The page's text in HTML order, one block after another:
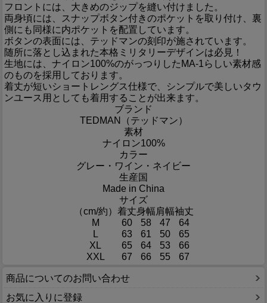
フロントには、大きめのジップを縫い付けました。
両身頃には、スナップボタン付きのポケットを取り付け、裏
側にも同様に内ポケットを配置しています。
ボタンの表面には、テッドマンの刻印が施されています。
随所に落とし込まれた本格ミリタリーデザインは必見！
生地には、ナイロン100%のがっつりしたMA-1らしい素材感
のものを採用しております。
着丈が短いショートレングス仕様で、シンプルで美しいタウ
ンユース用としても着用することが出来ます。
ブランド
TEDMAN（テッドマン）
素材
ナイロン100%
カラー
グレー・ワイン・ネイビー
生産国
Made in China
サイズ
（cm/約） 着丈身幅肩幅袖丈
M
60 58 47
64
L
63 61 50
65
XL
65 64 53
66
XXL
67 66 55 67
商品についてのお問い合わせ
お気に入りに登録